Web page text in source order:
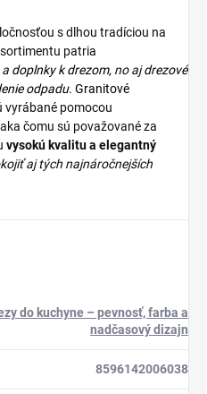
s dlhou tradíciou na
patria
a doplnky k drezom, no ajdrezové
odpadu. Granitové
vyrábané pomocou
čomu sú považované za
vysokú kvalitu a elegantný
aj tých najnáročnejších
do kuchyne – pevnosť, farba a
nadčasový dizajn
8596142006038